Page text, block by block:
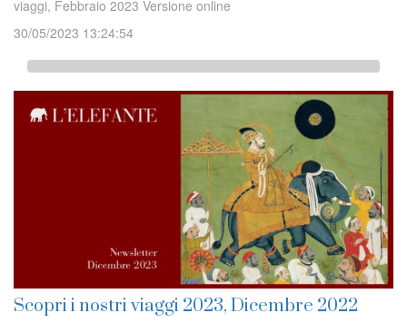
viaggi, Febbraio 2023 Versione online
30/05/2023 13:24:54
Scopri i nostri viaggi 2023, Dicembre 2022